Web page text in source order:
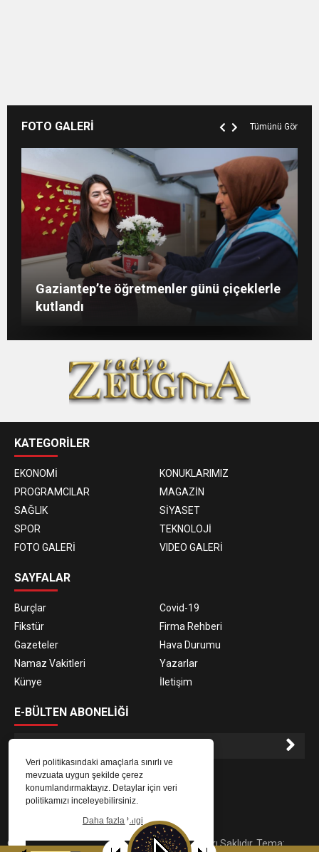
Veri politikasındaki amaçlarla sınırlı ve
mevzuata uygun şekilde çerez
konumlandırmaktayız. Detaylar için veri
politikamızı inceleyebilirsiniz.
Daha fazla bilgi
FOTO GALERİ Tümünü Gör
Konukoğlu: Türkiye ekonomisine 11 farklı
sektörde değer katıyoruz
Gaziantep’te öğretmenler günü çiçeklerle
kutlandı
GAÜN’de gri kod tatbikatı gerçeği
Şahin: “İstikbalimizi şekillendirecek olan
sizlersiniz”
KATEGORİLER
EKONOMİ
KONUKLARIMIZ
PROGRAMCILAR
MAGAZİN
SAĞLIK
SİYASET
SPOR
TEKNOLOJİ
FOTO GALERİ
VIDEO GALERİ
SAYFALAR
Burçlar
Covid-19
Fikstür
Firma Rehberi
Gazeteler
Hava Durumu
Namaz Vakitleri
Yazarlar
Künye
İletişim
E-BÜLTEN ABONELİĞİ
E-Bülten aboneliği ile haberlere daha hızlı erişin.
© 2023Gaziantep Radyo Zeugma. Tüm Hakları Saklıdır. Tema: